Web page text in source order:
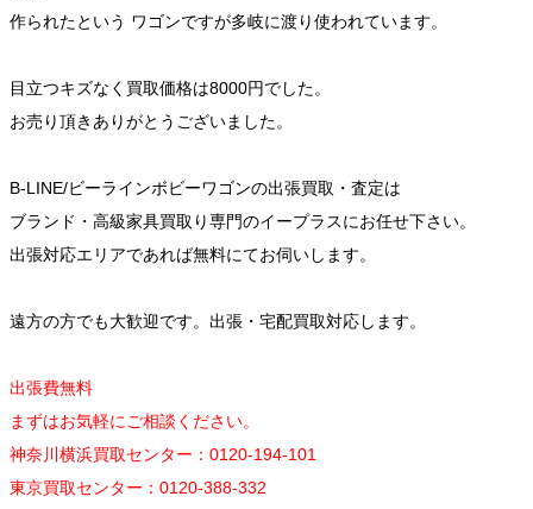
作られたという ワゴンですが多岐に渡り使われています。
目立つキズなく買取価格は8000円でした。
お売り頂きありがとうございました。
B-LINE/ビーラインボビーワゴンの出張買取・査定は
ブランド・高級家具買取り専門のイープラスにお任せ下さい。
出張対応エリアであれば無料にてお伺いします。
遠方の方でも大歓迎です。出張・宅配買取対応します。
出張費無料
まずはお気軽にご相談ください。
神奈川横浜買取センター：0120-194-101
東京買取センター：0120-388-332